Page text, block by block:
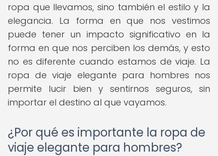
ropa que llevamos, sino también el estilo y la
elegancia. La forma en que nos vestimos
puede tener un impacto significativo en la
forma en que nos perciben los demás, y esto
no es diferente cuando estamos de viaje. La
ropa de viaje elegante para hombres nos
permite lucir bien y sentirnos seguros, sin
importar el destino al que vayamos.
¿Por qué es importante la ropa de
viaje elegante para hombres?